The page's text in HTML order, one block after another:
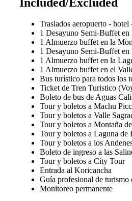
Traslados aeropuerto -
1 Desayuno Semi-Buffet
1 Almuerzo buffet en la
1 Desayuno Semi-Buffet
1 Almuerzo buffet en la
1 Almuerzo buffet en el
Bus turístico para todos los
Ticket de Tren Turistico
Boleto de bus de Aguas
Tour y boletos a Machu
Tour y boletos a Valle
Tour y boletos a Montaña
Tour y boletos a Laguna de
Tour y boletos a los
Boleto de ingreso a las
Tour y boletos a City Tour
Entrada al Koricancha
Guía profesional de turismo
Monitoreo permanente